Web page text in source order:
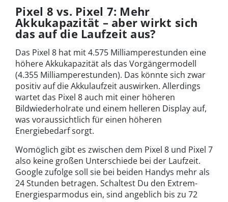
Pixel 8 vs. Pixel 7: Mehr
Akkukapazität – aber wirkt sich
das auf die Laufzeit aus?
Das Pixel 8 hat mit 4.575 Milliamperestunden eine
höhere Akkukapazität als das Vorgängermodell
(4.355 Milliamperestunden). Das könnte sich zwar
positiv auf die Akkulaufzeit auswirken. Allerdings
wartet das Pixel 8 auch mit einer höheren
Bildwiederholrate und einem helleren Display auf,
was voraussichtlich für einen höheren
Energiebedarf sorgt.
Womöglich gibt es zwischen dem Pixel 8 und Pixel 7
also keine großen Unterschiede bei der Laufzeit.
Google zufolge soll sie bei beiden Handys mehr als
24 Stunden betragen. Schaltest Du den Extrem-
Energiesparmodus ein, sind angeblich bis zu 72